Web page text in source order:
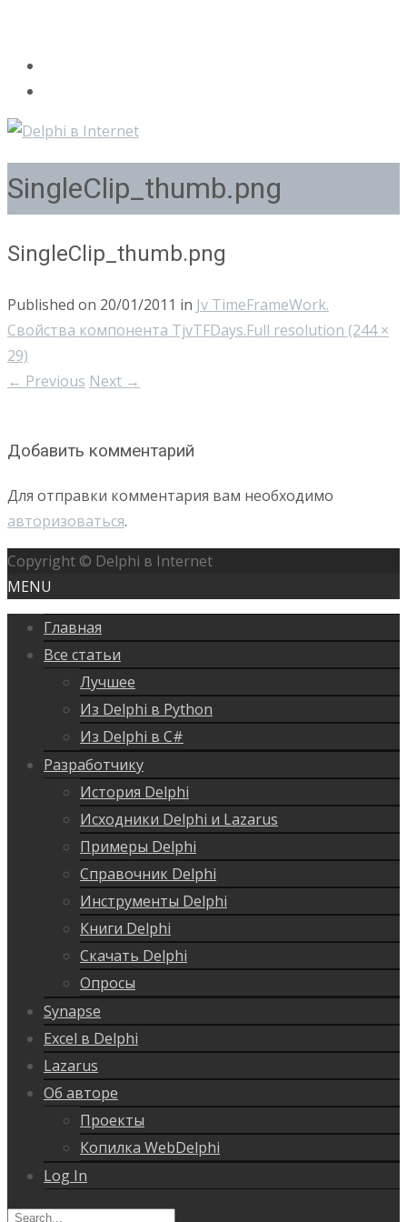
SingleClip_thumb.png
SingleClip_thumb.png
Published on 20/01/2011 in Jv TimeFrameWork.
Свойства компонента TjvTFDays.Full resolution (244 ×
29)
← Previous Next →
Добавить комментарий
Для отправки комментария вам необходимо
авторизоваться.
Copyright © Delphi в Internet
MENU
Главная
Все статьи
Лучшее
Из Delphi в Python
Из Delphi в C#
Разработчику
История Delphi
Исходники Delphi и Lazarus
Примеры Delphi
Справочник Delphi
Инструменты Delphi
Книги Delphi
Скачать Delphi
Опросы
Synapse
Excel в Delphi
Lazarus
Об авторе
Проекты
Копилка WebDelphi
Log In